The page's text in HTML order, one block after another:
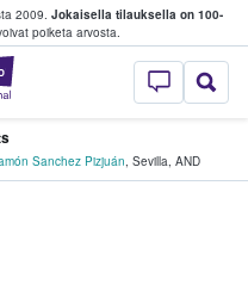
2009. Jokaisella tilauksella on 100-
poiketa arvosta.
StubHub -
lippuja
Sanchez Pizjuán, Sevilla, AND